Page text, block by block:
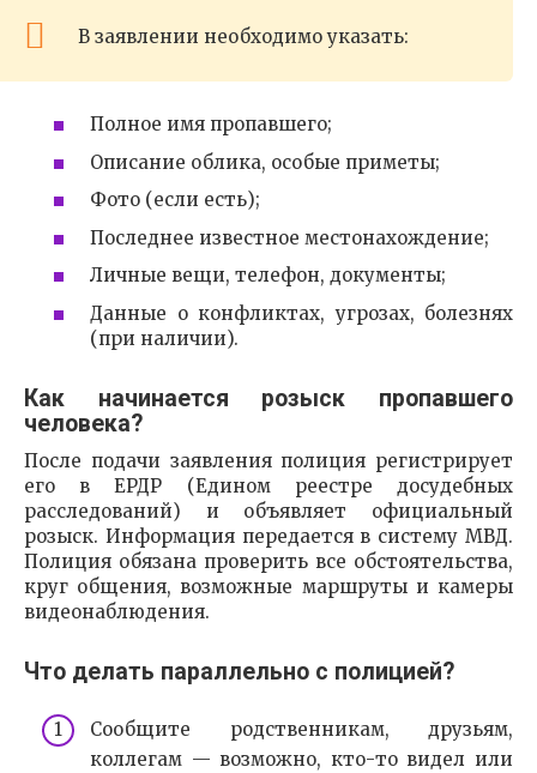
В заявлении необходимо указать:
Полное имя пропавшего;
Описание облика, особые приметы;
Фото (если есть);
Последнее известное местонахождение;
Личные вещи, телефон, документы;
Данные о конфликтах, угрозах, болезнях
(при наличии).
Как начинается розыск пропавшего
человека?
После подачи заявления полиция регистрирует
его в ЕРДР (Едином реестре досудебных
расследований) и объявляет официальный
розыск. Информация передается в систему МВД.
Полиция обязана проверить все обстоятельства,
круг общения, возможные маршруты и камеры
видеонаблюдения.
Что делать параллельно с полицией?
Сообщите родственникам, друзьям,
коллегам — возможно, кто-то видел или